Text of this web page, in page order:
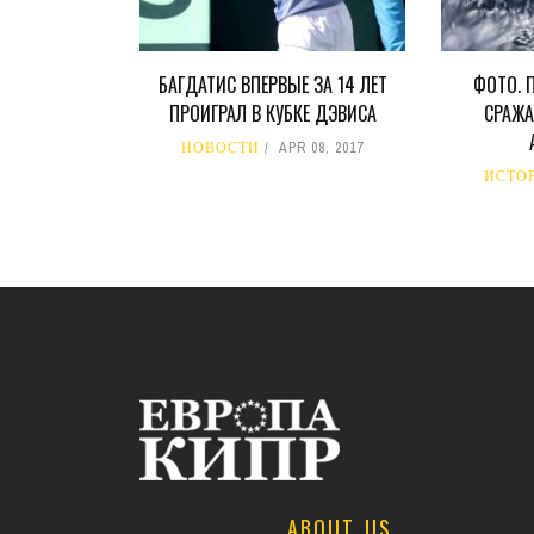
БАГДАТИС ВПЕРВЫЕ ЗА 14 ЛЕТ
ПРОИГРАЛ В КУБКЕ ДЭВИСА
НОВОСТИ APR 08, 2017
ФОТО.